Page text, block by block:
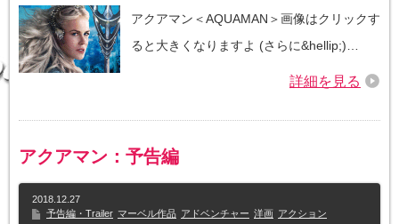
アクアマン＜AQUAMAN＞画像はクリックす
ると大きくなりますよ (さらに&hellip;)…
詳細を見る
アクアマン：予告編
2018.12.27
予告編・Trailer マーベル作品 アドベンチャー 洋画 アクション